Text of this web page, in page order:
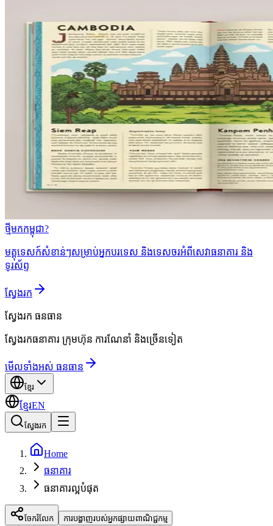
ថ្មីមកកម្ពុជា?
មគ្គុទេសក៍សំខាន់ៗសម្រាប់អ្នកបរទេស និងទេសចរអំពីសេវាធនាគារ និង
ទូរស័ព្ទ
ស្វែងរក
ស្វែងរក ធនធាន
ស្វែងរកធនាគារ ក្រុមហ៊ុន ការណែនាំ និងច្រើនទៀត
មើលទាំងអស់ ធនធាន
ខ្មែរ
ខ្មែរEN
ស្វែងរក
Home
ធនាគារ
ធនាគារល្អបំផុត
ចែករំលែក ការបង្ហាញរបស់អ្នកផ្សាយពាណិជ្ជកម្ម